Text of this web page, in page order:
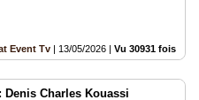
Event Tv | 13/05/2026 | Vu 30931 fois
Denis Charles Kouassi